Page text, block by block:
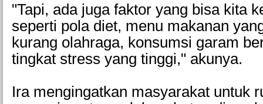
"Tapi, ada juga faktor yang bisa kita
seperti pola diet, menu makanan
kurang olahraga, konsumsi garam
tingkat stress yang tinggi," akunya.
Ira mengingatkan masyarakat untuk